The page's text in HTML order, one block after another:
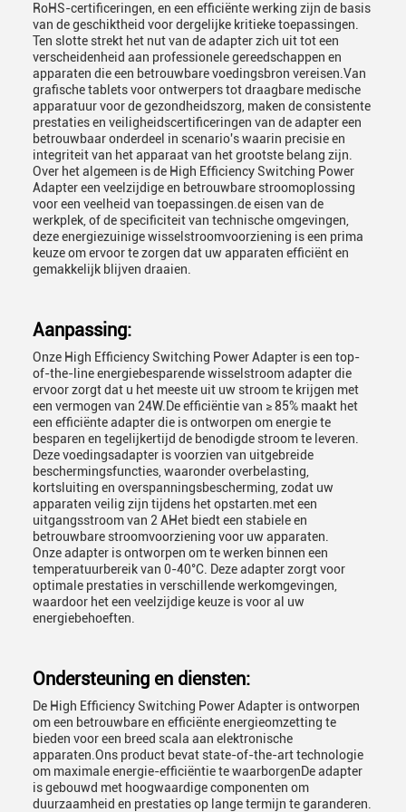
RoHS-certificeringen, en een efficiënte werking zijn de basis
van de geschiktheid voor dergelijke kritieke toepassingen.
Ten slotte strekt het nut van de adapter zich uit tot een
verscheidenheid aan professionele gereedschappen en
apparaten die een betrouwbare voedingsbron vereisen.Van
grafische tablets voor ontwerpers tot draagbare medische
apparatuur voor de gezondheidszorg, maken de consistente
prestaties en veiligheidscertificeringen van de adapter een
betrouwbaar onderdeel in scenario's waarin precisie en
integriteit van het apparaat van het grootste belang zijn.
Over het algemeen is de High Efficiency Switching Power
Adapter een veelzijdige en betrouwbare stroomoplossing
voor een veelheid van toepassingen.de eisen van de
werkplek, of de specificiteit van technische omgevingen,
deze energiezuinige wisselstroomvoorziening is een prima
keuze om ervoor te zorgen dat uw apparaten efficiënt en
gemakkelijk blijven draaien.
Aanpassing:
Onze High Efficiency Switching Power Adapter is een top-
of-the-line energiebesparende wisselstroom adapter die
ervoor zorgt dat u het meeste uit uw stroom te krijgen met
een vermogen van 24W.De efficiëntie van ≥ 85% maakt het
een efficiënte adapter die is ontworpen om energie te
besparen en tegelijkertijd de benodigde stroom te leveren.
Deze voedingsadapter is voorzien van uitgebreide
beschermingsfuncties, waaronder overbelasting,
kortsluiting en overspanningsbescherming, zodat uw
apparaten veilig zijn tijdens het opstarten.met een
uitgangsstroom van 2 AHet biedt een stabiele en
betrouwbare stroomvoorziening voor uw apparaten.
Onze adapter is ontworpen om te werken binnen een
temperatuurbereik van 0-40°C. Deze adapter zorgt voor
optimale prestaties in verschillende werkomgevingen,
waardoor het een veelzijdige keuze is voor al uw
energiebehoeften.
Ondersteuning en diensten:
De High Efficiency Switching Power Adapter is ontworpen
om een betrouwbare en efficiënte energieomzetting te
bieden voor een breed scala aan elektronische
apparaten.Ons product bevat state-of-the-art technologie
om maximale energie-efficiëntie te waarborgenDe adapter
is gebouwd met hoogwaardige componenten om
duurzaamheid en prestaties op lange termijn te garanderen.